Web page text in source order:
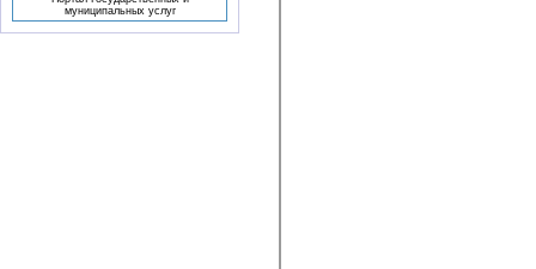
муниципальных услуг